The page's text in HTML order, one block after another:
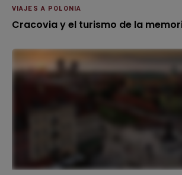
VIAJES A POLONIA
Cracovia y el turismo de la